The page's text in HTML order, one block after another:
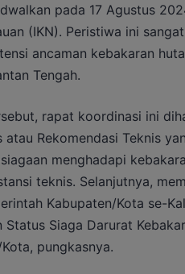
pada 17 Agustus
(IKN). Peristiwa ini
ancaman kebakaran
Tengah.
rapat koordinasi ini
atau Rekomendasi Teknis
menghadapi
teknis. Selanjutnya,
Kabupaten/Kota se-
Status Siaga Darurat
pungkasnya.